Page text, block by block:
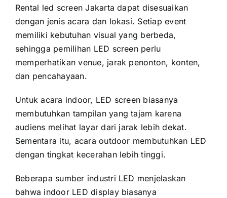
Rental led screen Jakarta dapat disesuaikan
dengan jenis acara dan lokasi. Setiap event
memiliki kebutuhan visual yang berbeda,
sehingga pemilihan LED screen perlu
memperhatikan venue, jarak penonton, konten,
dan pencahayaan.
Untuk acara indoor, LED screen biasanya
membutuhkan tampilan yang tajam karena
audiens melihat layar dari jarak lebih dekat.
Sementara itu, acara outdoor membutuhkan LED
dengan tingkat kecerahan lebih tinggi.
Beberapa sumber industri LED menjelaskan
bahwa indoor LED display biasanya